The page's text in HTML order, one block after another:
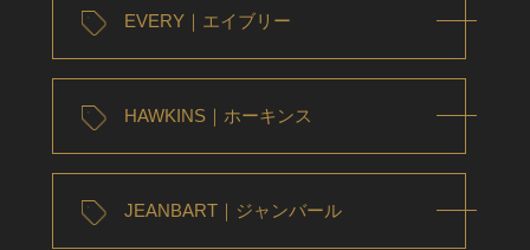
EVERY｜エイブリー
HAWKINS｜ホーキンス
JEANBART｜ジャンバール